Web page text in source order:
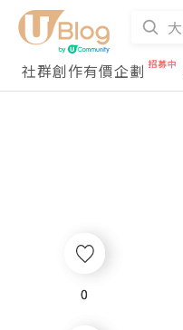
社群創作有價企劃
0
0